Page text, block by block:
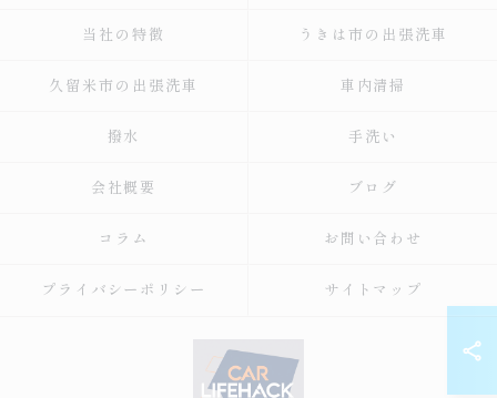
当社の特徴 うきは市の出張洗車
久留米市の出張洗車 車内清掃
撥水 手洗い
会社概要 ブログ
コラム お問い合わせ
プライバシーポリシー サイトマップ